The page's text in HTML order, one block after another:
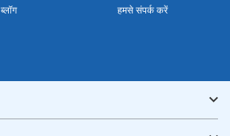
ब्लॉग हमसे संपर्क करें